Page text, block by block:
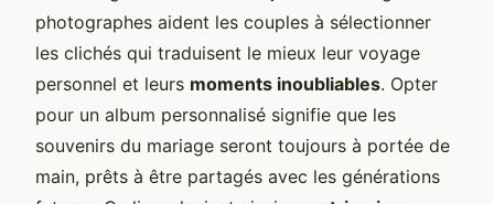
photographes aident les couples à sélectionner
les clichés qui traduisent le mieux leur voyage
personnel et leurs moments inoubliables. Opter
pour un album personnalisé signifie que les
souvenirs du mariage seront toujours à portée de
main, prêts à être partagés avec les générations